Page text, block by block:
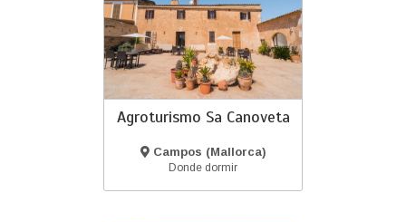
Agroturismo Sa Canoveta
Campos (Mallorca)
Donde dormir